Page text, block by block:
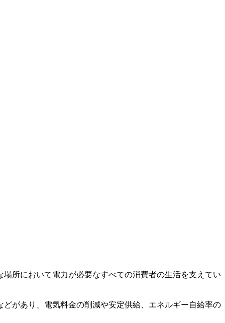
所において電力が必要なすべての消費者の生活を支えてい
があり、電気料金の削減や安定供給、エネルギー自給率の